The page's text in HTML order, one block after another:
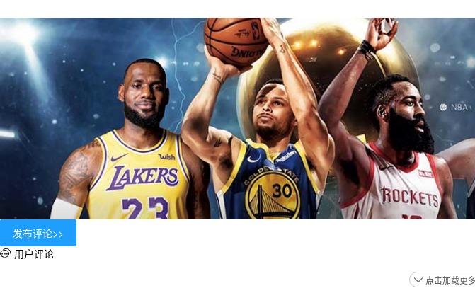
 用户评论
 点击加载更